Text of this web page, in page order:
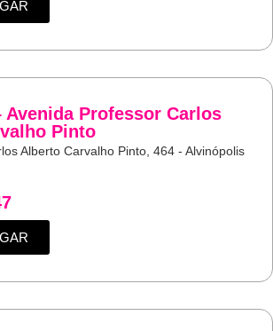
Avenida Professor Carlos
Pinto
Alberto Carvalho Pinto, 464 - Alvinópolis